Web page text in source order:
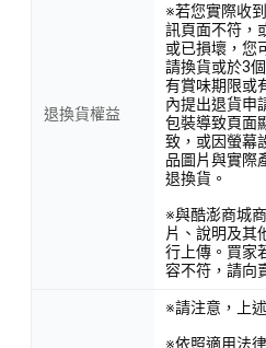
退換貨權益
※若您實際收
訊頁面不符，
或已損壞，您
請換貨或於3
有賞味期限或
內提出退貨申
包裝導致頁面
致，或因螢幕
品圖片與實際
退換貨。
※與酷澎商城
片、說明及其
行上傳。買家
容不符，請向
※請注意，上
※依照適用法